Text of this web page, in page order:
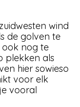
wind
de golven te
ook nog te
plekken als
hier sowieso
voor elk
vooral